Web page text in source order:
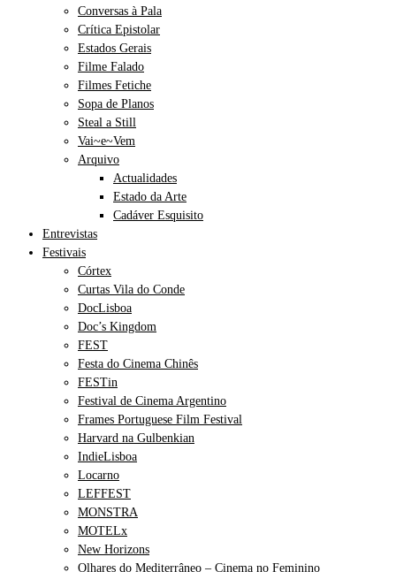
Conversas à Pala
Crítica Epistolar
Estados Gerais
Filme Falado
Filmes Fetiche
Sopa de Planos
Steal a Still
Vai~e~Vem
Arquivo
Actualidades
Estado da Arte
Cadáver Esquisito
Entrevistas
Festivais
Córtex
Curtas Vila do Conde
DocLisboa
Doc’s Kingdom
FEST
Festa do Cinema Chinês
FESTin
Festival de Cinema Argentino
Frames Portuguese Film Festival
Harvard na Gulbenkian
IndieLisboa
Locarno
LEFFEST
MONSTRA
MOTELx
New Horizons
Olhares do Mediterrâneo – Cinema no Feminino